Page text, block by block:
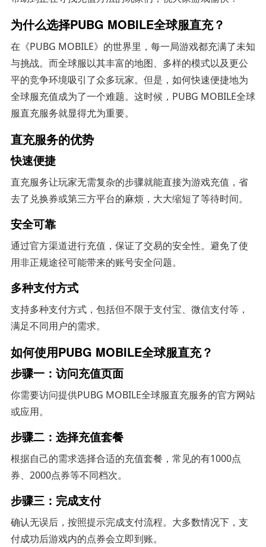
为什么选择PUBG MOBILE全球服直充？
在《PUBG MOBILE》的世界里，每一局游戏都充满了未知
与挑战。而全球服以其丰富的地图、多样的模式以及更公
平的竞争环境吸引了众多玩家。但是，如何快速便捷地为
全球服充值成为了一个难题。这时候，PUBG MOBILE全球
服直充服务就显得尤为重要。
直充服务的优势
快速便捷
直充服务让玩家无需复杂的步骤就能直接为游戏充值，省
去了兑换券或第三方平台的麻烦，大大缩短了等待时间。
安全可靠
通过官方渠道进行充值，保证了交易的安全性。避免了使
用非正规途径可能带来的账号安全问题。
多种支付方式
支持多种支付方式，包括但不限于支付宝、微信支付等，
满足不同用户的需求。
如何使用PUBG MOBILE全球服直充？
步骤一：访问充值页面
你需要访问提供PUBG MOBILE全球服直充服务的官方网站
或应用。
步骤二：选择充值套餐
根据自己的需求选择合适的充值套餐，常见的有1000点
券、2000点券等不同档次。
步骤三：完成支付
确认无误后，按照提示完成支付流程。大多数情况下，支
付成功后游戏内的点券会立即到账。